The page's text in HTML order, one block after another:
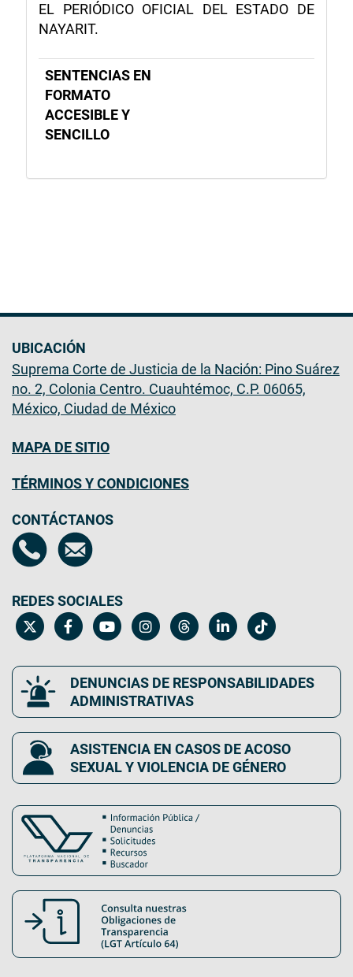
EL PERIÓDICO OFICIAL DEL ESTADO DE
NAYARIT.
SENTENCIAS EN
FORMATO
ACCESIBLE Y
SENCILLO
UBICACIÓN
Suprema Corte de Justicia de la Nación: Pino Suárez
no. 2, Colonia Centro. Cuauhtémoc, C.P. 06065,
México, Ciudad de México
MAPA DE SITIO
TÉRMINOS Y CONDICIONES
CONTÁCTANOS
REDES SOCIALES
DENUNCIAS DE RESPONSABILIDADES
ADMINISTRATIVAS
ASISTENCIA EN CASOS DE ACOSO
SEXUAL Y VIOLENCIA DE GÉNERO